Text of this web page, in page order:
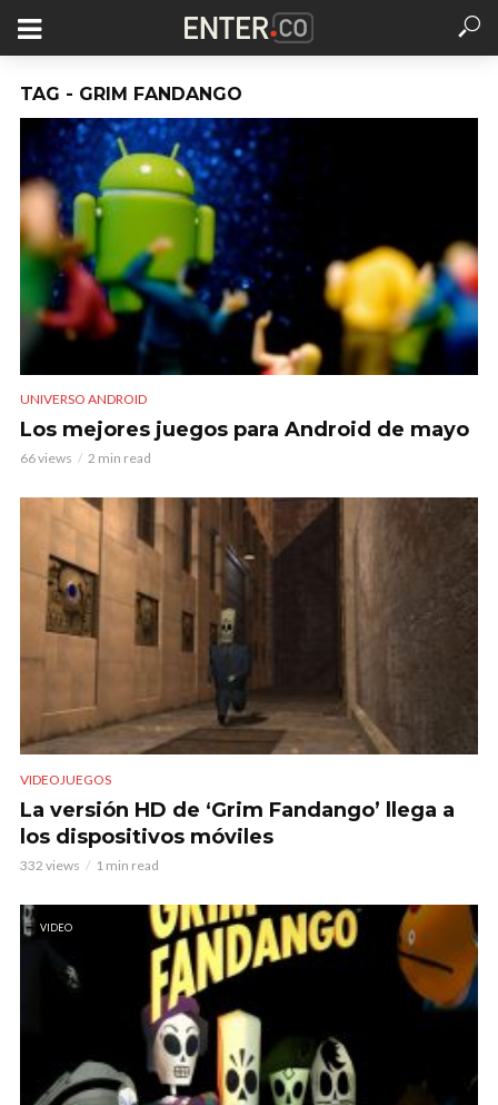
TAG - GRIM FANDANGO
UNIVERSO ANDROID
Los mejores juegos para Android de mayo
66 views 2 min read
VIDEOJUEGOS
La versión HD de ‘Grim Fandango’ llega a
los dispositivos móviles
332 views 1 min read
VIDEO